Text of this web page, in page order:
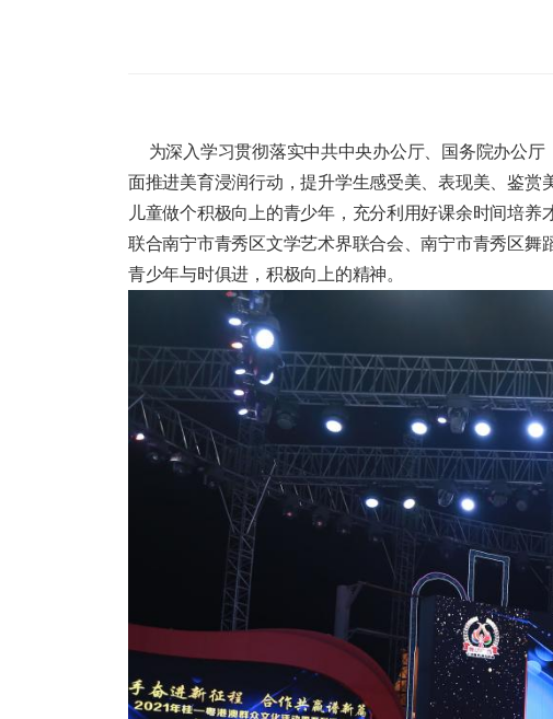
为深入学习贯彻落实中共中央办公厅、国务院办公厅
面推进美育浸润行动，提升学生感受美、表现美、鉴
儿童做个积极向上的青少年，充分利用好课余时间培
联合南宁市青秀区文学艺术界联合会、南宁市青秀区舞
青少年与时俱进，积极向上的精神。